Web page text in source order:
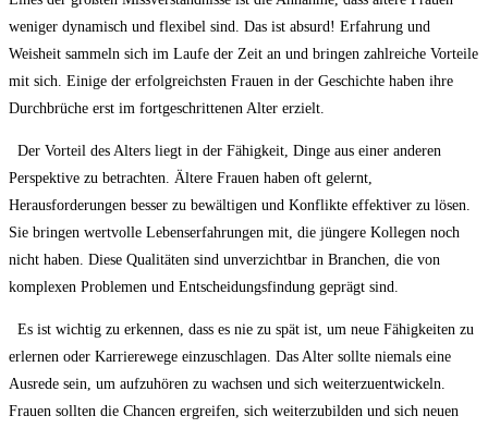
weniger dynamisch und⁢ flexibel sind. Das ist absurd!⁢ Erfahrung und
Weisheit ​sammeln sich ⁤im Laufe der‌ Zeit an und bringen zahlreiche Vorteile⁢
mit sich. Einige der erfolgreichsten Frauen in⁢ der ‍Geschichte haben ihre
Durchbrüche erst im fortgeschrittenen Alter erzielt.
⁤ ⁤ Der⁣ Vorteil des Alters ⁢liegt in der ​Fähigkeit, ‌Dinge​ aus‌ einer‌ anderen
‌Perspektive​ zu betrachten. Ältere ⁤Frauen haben oft gelernt,⁣
Herausforderungen ⁣besser zu bewältigen und Konflikte effektiver zu lösen.
Sie bringen wertvolle Lebenserfahrungen mit, die jüngere Kollegen noch
nicht⁣ haben. Diese Qualitäten sind⁤ unverzichtbar‍ in⁤ Branchen, die von
komplexen Problemen und Entscheidungsfindung geprägt sind.
⁤ ‌ Es ist⁣ wichtig zu erkennen, dass es nie ⁤zu spät⁢ ist, um neue Fähigkeiten zu
⁣erlernen oder Karrierewege einzuschlagen. ​Das Alter sollte niemals eine
Ausrede sein, um⁤ aufzuhören zu ⁢wachsen und⁢ sich weiterzuentwickeln.
Frauen sollten ⁢die Chancen ​ergreifen, sich weiterzubilden und⁤ sich neuen